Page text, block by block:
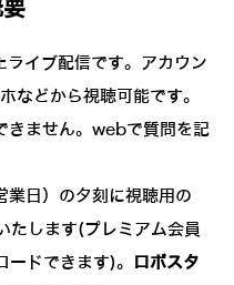
イブ配信です。アカウン
などから視聴可能です。
きません。webで質問を記
業日）の夕刻に視聴用の
たします(プレミアム会員
ドできます)。
ロボスタ